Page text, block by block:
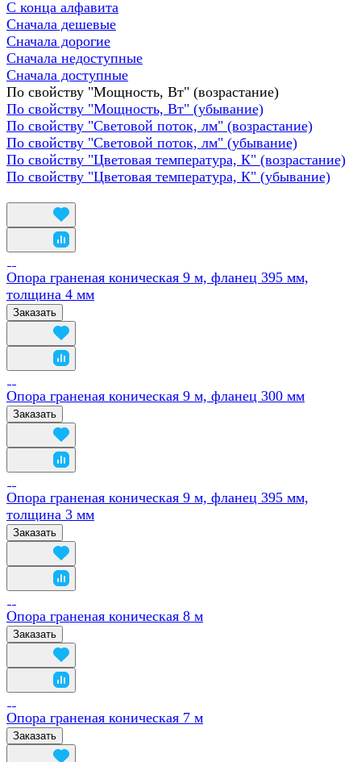
С конца алфавита
Сначала дешевые
Сначала дорогие
Сначала недоступные
Сначала доступные
По свойству "Мощность, Вт" (возрастание)
По свойству "Мощность, Вт" (убывание)
По свойству "Световой поток, лм" (возрастание)
По свойству "Световой поток, лм" (убывание)
По свойству "Цветовая температура, К" (возрастание)
По свойству "Цветовая температура, К" (убывание)
Опора граненая коническая 9 м, фланец 395 мм,
толщина 4 мм
Заказать
Опора граненая коническая 9 м, фланец 300 мм
Заказать
Опора граненая коническая 9 м, фланец 395 мм,
толщина 3 мм
Заказать
Опора граненая коническая 8 м
Заказать
Опора граненая коническая 7 м
Заказать